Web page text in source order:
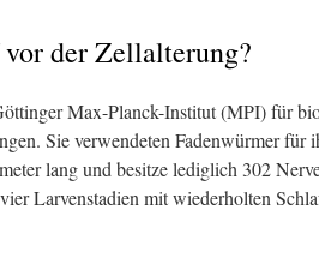
der Zellalterung?
Max-Planck-Institut (MPI) für
Sie verwendeten Fadenwürmer
lang und besitze lediglich 302
Larvenstadien mit wiederholten